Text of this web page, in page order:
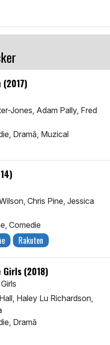
(2017)
Jones, Adam Pally, Fred
Dramă, Muzical
Chris Pine, Jessica
Comedie
Rakuten
Girls (2018)
Haley Lu Richardson,
Dramă